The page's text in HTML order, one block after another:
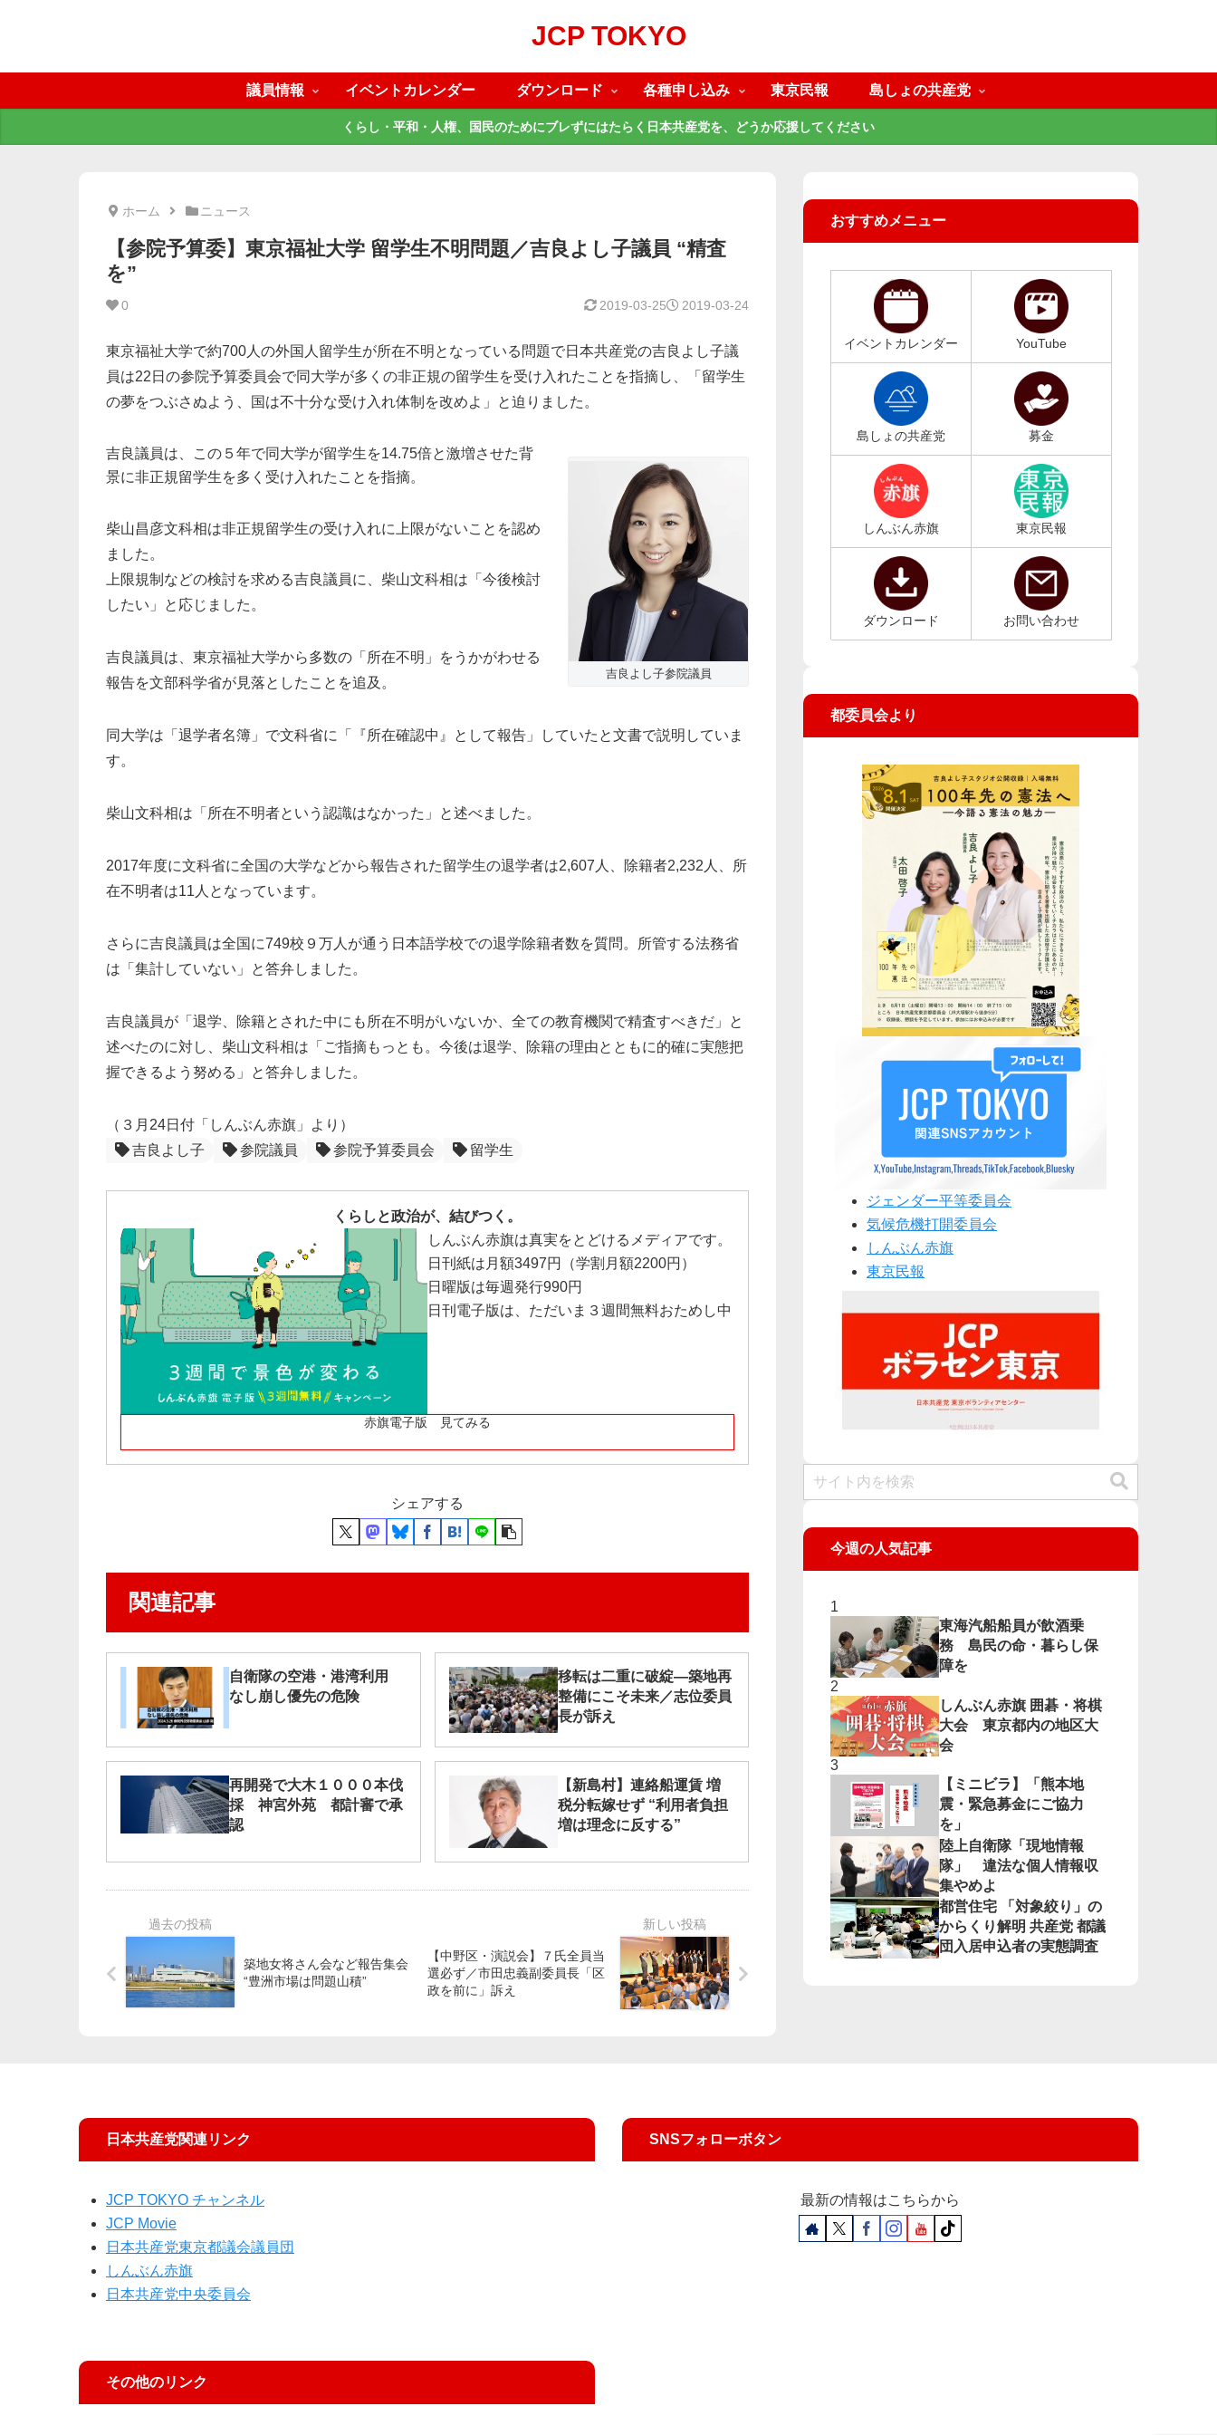
JCP TOKYO
議員情報 イベントカレンダー ダウンロード 各種申し込み 東京民報 島しょの共産党
くらし・平和・人権、国民のためにブレずにはたらく日本共産党を、どうか応援してください
ホーム ニュース
【参院予算委】東京福祉大学 留学生不明問題／吉良よし子議員 “精査
を”
0 2019-03-24
2019-03-25
東京福祉大学で約700人の外国人留学生が所在不明となっている問題で日本共産党の吉良よし子議
員は22日の参院予算委員会で同大学が多くの非正規の留学生を受け入れたことを指摘し、「留学生
の夢をつぶさぬよう、国は不十分な受け入れ体制を改めよ」と迫りました。
吉良よし子参院議員
吉良議員は、この５年で同大学が留学生を14.75倍と激増させた背
景に非正規留学生を多く受け入れたことを指摘。
柴山昌彦文科相は非正規留学生の受け入れに上限がないことを認め
ました。
上限規制などの検討を求める吉良議員に、柴山文科相は「今後検討
したい」と応じました。
吉良議員は、東京福祉大学から多数の「所在不明」をうかがわせる
報告を文部科学省が見落としたことを追及。
同大学は「退学者名簿」で文科省に「『所在確認中』として報告」していたと文書で説明していま
す。
柴山文科相は「所在不明者という認識はなかった」と述べました。
2017年度に文科省に全国の大学などから報告された留学生の退学者は2,607人、除籍者2,232人、所
在不明者は11人となっています。
さらに吉良議員は全国に749校９万人が通う日本語学校での退学除籍者数を質問。所管する法務省
は「集計していない」と答弁しました。
吉良議員が「退学、除籍とされた中にも所在不明がいないか、全ての教育機関で精査すべきだ」と
述べたのに対し、柴山文科相は「ご指摘もっとも。今後は退学、除籍の理由とともに的確に実態把
握できるよう努める」と答弁しました。
（３月24日付「しんぶん赤旗」より）
吉良よし子
参院議員 参院予算委員会 留学生
くらしと政治が、結びつく。
しんぶん赤旗は真実をとどけるメディアです。
日刊紙は月額3497円（学割月額2200円）
日曜版は毎週発行990円
日刊電子版は、ただいま３週間無料おためし中
赤旗電子版 見てみる
シェアする
関連記事
自衛隊の空港・港湾利用
なし崩し優先の危険
移転は二重に破綻―築地再
整備にこそ未来／志位委員
長が訴え
再開発で大木１０００本伐
採 神宮外苑 都計審で承
認
【新島村】連絡船運賃 増
税分転嫁せず “利用者負担
増は理念に反する”
築地女将さん会など報告集会
“豊洲市場は問題山積”
【中野区・演説会】７氏全員当
選必ず／市田忠義副委員長「区
政を前に」訴え
おすすめメニュー
イベントカレンダー YouTube
島しょの共産党 募金
しんぶん赤旗 東京民報
ダウンロード お問い合わせ
都委員会より
ジェンダー平等委員会
気候危機打開委員会
しんぶん赤旗
東京民報
今週の人気記事
東海汽船船員が飲酒乗
務 島民の命・暮らし保
障を
しんぶん赤旗 囲碁・将棋
大会 東京都内の地区大
会
【ミニビラ】「熊本地
震・緊急募金にご協力
を」
陸上自衛隊「現地情報
隊」 違法な個人情報収
集やめよ
都営住宅 「対象絞り」の
からくり解明 共産党 都議
団入居申込者の実態調査
日本共産党関連リンク
JCP TOKYO チャンネル
JCP Movie
日本共産党東京都議会議員団
しんぶん赤旗
日本共産党中央委員会
その他のリンク
SNSフォローボタン
最新の情報はこちらから